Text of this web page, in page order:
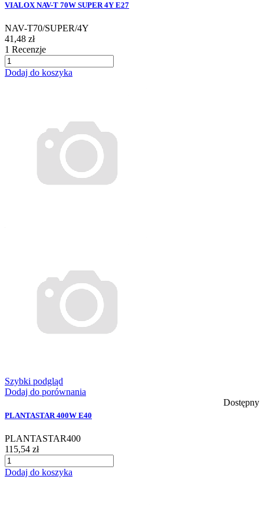
VIALOX NAV-T 70W SUPER 4Y E27
NAV-T70/SUPER/4Y
41,48 zł
1 Recenzje
Dodaj do koszyka
Szybki podgląd
Dodaj do porównania
Dostępny
PLANTASTAR 400W E40
PLANTASTAR400
115,54 zł
Dodaj do koszyka